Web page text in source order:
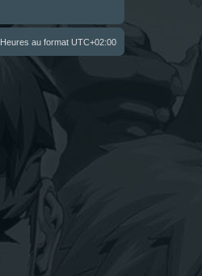
Heures au format UTC+02:00